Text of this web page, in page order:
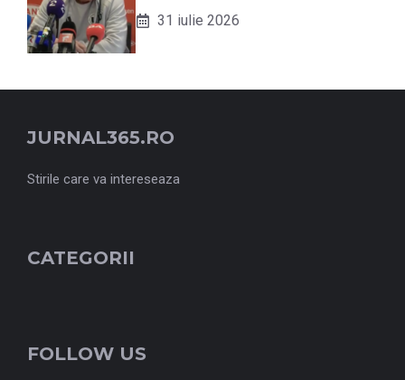
31 iulie 2026
JURNAL365.RO
Stirile care va intereseaza
CATEGORII
FOLLOW US